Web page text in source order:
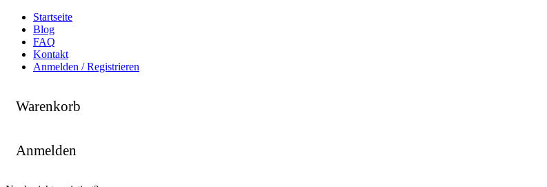
Startseite
Blog
FAQ
Kontakt
Anmelden / Registrieren
Warenkorb
Anmelden